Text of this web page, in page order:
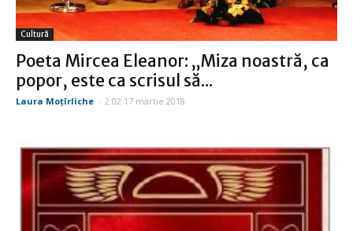
Cultură
Poeta Mircea Eleanor: „Miza noastră, ca
popor, este ca scrisul să...
Laura Moţîrliche - 2:02 17 martie 2018